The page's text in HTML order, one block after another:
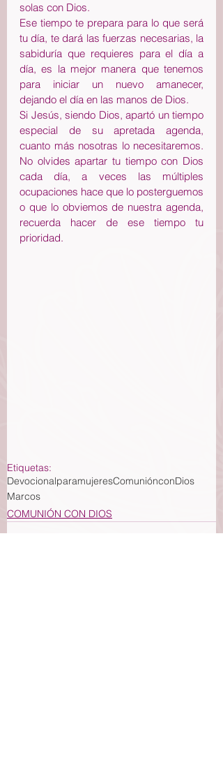
solas con Dios.
Ese tiempo te prepara para lo que será
tu día, te dará las fuerzas necesarias, la
sabiduría que requieres para el día a
día, es la mejor manera que tenemos
para iniciar un nuevo amanecer,
dejando el día en las manos de Dios.
Si Jesús, siendo Dios, apartó un tiempo
especial de su apretada agenda,
cuanto más nosotras lo necesitaremos.
No olvides apartar tu tiempo con Dios
cada día, a veces las múltiples
ocupaciones hace que lo posterguemos
o que lo obviemos de nuestra agenda,
recuerda hacer de ese tiempo tu
prioridad.
Etiquetas:
DevocionalparamujeresComuniónconDios
Marcos
COMUNIÓN CON DIOS